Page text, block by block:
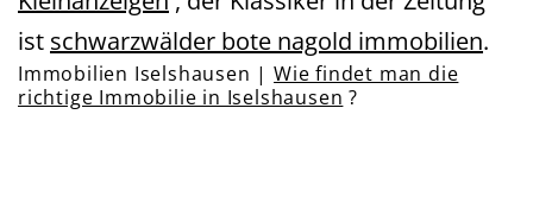
ist schwarzwälder bote nagold immobilien.
Immobilien Iselshausen |Wie findet man die
richtige Immobilie in Iselshausen ?